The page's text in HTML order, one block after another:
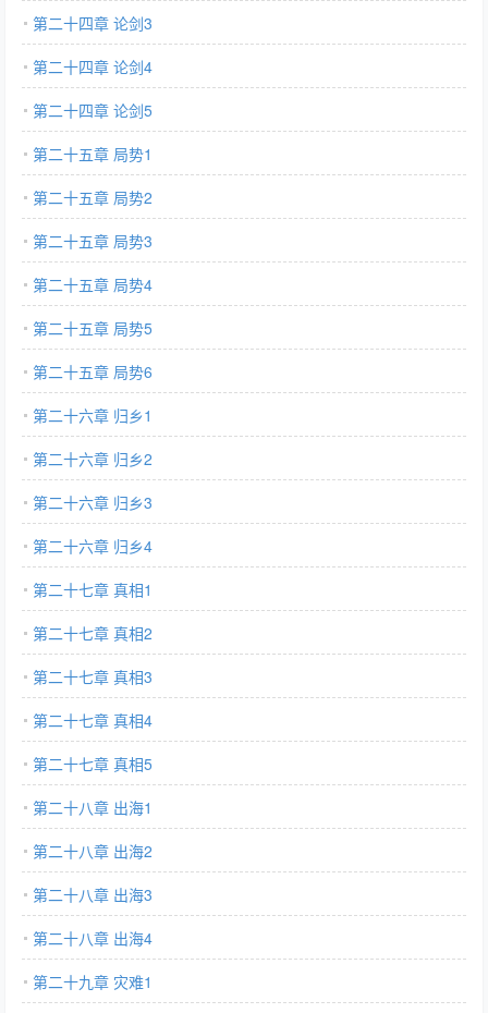
第二十四章 论剑3
第二十四章 论剑4
第二十四章 论剑5
第二十五章 局势1
第二十五章 局势2
第二十五章 局势3
第二十五章 局势4
第二十五章 局势5
第二十五章 局势6
第二十六章 归乡1
第二十六章 归乡2
第二十六章 归乡3
第二十六章 归乡4
第二十七章 真相1
第二十七章 真相2
第二十七章 真相3
第二十七章 真相4
第二十七章 真相5
第二十八章 出海1
第二十八章 出海2
第二十八章 出海3
第二十八章 出海4
第二十九章 灾难1